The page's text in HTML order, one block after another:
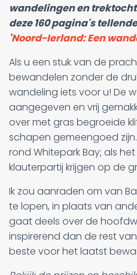
wandelingen en
deze 160 pagina's
'Noord-Ierland: Een
Als u een stuk van de
bewandelen zonder de
wandeling iets voor u! De
aangegeven en vrij
over met gras begroeide
schapen gemeengoed
rond Whitepark Bay; als
klauterpartij krijgen op de
Ik zou aanraden om van
te lopen, in plaats van
gaat deels over de
inspirerend dan de rest
beste voor het laatst